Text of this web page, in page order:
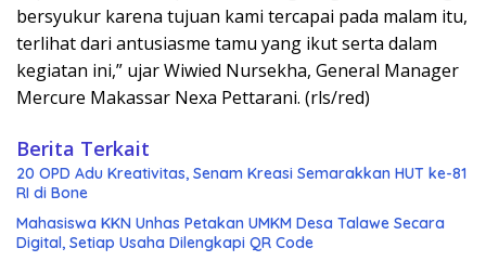
bersyukur karena tujuan kami tercapai pada malam itu,
terlihat dari antusiasme tamu yang ikut serta dalam
kegiatan ini,” ujar Wiwied Nursekha, General Manager
Mercure Makassar Nexa Pettarani. (rls/red)
Berita Terkait
20 OPD Adu Kreativitas, Senam Kreasi Semarakkan HUT ke-81
RI di Bone
Mahasiswa KKN Unhas Petakan UMKM Desa Talawe Secara
Digital, Setiap Usaha Dilengkapi QR Code